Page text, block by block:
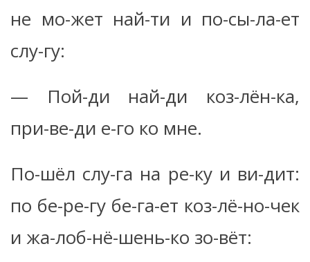
не мо-жет най-ти и по-сы-ла-ет
слу-гу:
— Пой-ди най-ди коз-лён-ка,
при-ве-ди е-го ко мне.
По-шёл слу-га на ре-ку и ви-дит:
по бе-ре-гу бе-га-ет коз-лё-но-чек
и жа-лоб-нё-шень-ко зо-вёт: